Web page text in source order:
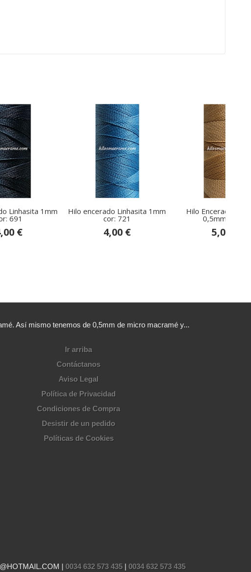
Linhasita 1mm
691
€
Hilo encerado Linhasita 1mm
cor: 721
4,00 €
Hilo Encerado
0,5mm para...
5,00 €
Así mismo tenemos de 0,5mm de micro macramé y...
Ir arriba
Contáctanos
Aviso Legal
Política de Privacidad
Condiciones de Compra
Desistir de un pedido
Políticas de Cookies
|0034 632 573 435 |0034 632 573 435